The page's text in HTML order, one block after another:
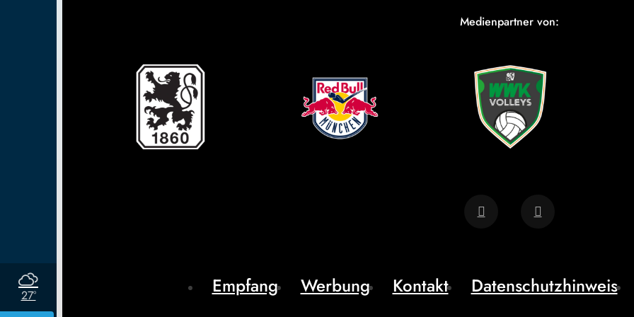
27°
Medienpartner von:
Empfang Werbung Kontakt Datenschutzhinweis